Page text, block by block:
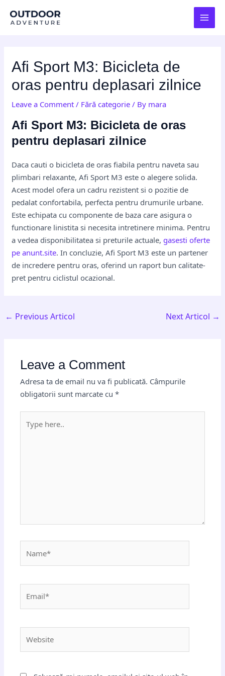
Afi Sport M3: Bicicleta de
oras pentru deplasari zilnice
Leave a Comment / Fără categorie / By mara
Afi Sport M3: Bicicleta de oras
pentru deplasari zilnice
Daca cauti o bicicleta de oras fiabila pentru naveta sau
plimbari relaxante, Afi Sport M3 este o alegere solida.
Acest model ofera un cadru rezistent si o pozitie de
pedalat confortabila, perfecta pentru drumurile urbane.
Este echipata cu componente de baza care asigura o
functionare linistita si necesita intretinere minima. Pentru
a vedea disponibilitatea si preturile actuale,gasesti oferte
pe anunt.site. In concluzie, Afi Sport M3 este un partener
de incredere pentru oras, oferind un raport bun calitate-
pret pentru ciclistul ocazional.
navigation
← Previous Articol Next Articol →
Leave a Comment
Adresa ta de email nu va fi publicată. Câmpurile
obligatorii sunt marcate cu*
here..